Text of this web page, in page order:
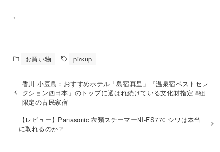
、
お買い物 pickup
香川 小豆島：おすすめホテル「島宿真里」『温泉宿ベストセレ
クション西日本』のトップに選ばれ続けている文化財指定 8組
限定の古民家宿
【レビュー】Panasonic 衣類スチーマーNI-FS770 シワは本当
に取れるのか？